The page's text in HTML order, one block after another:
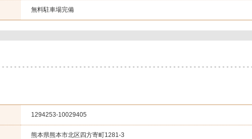
無料駐車場完備
1294253-10029405
熊本県熊本市北区四方寄町1281-3